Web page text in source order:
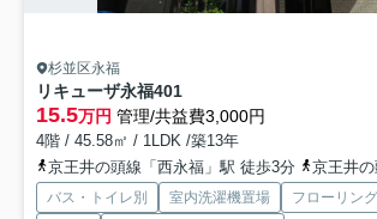
杉並区永福
リキューザ永福401
15.5万円 管理/共益費3,000円
4階 / 45.58㎡ / 1LDK /築13年
京王井の頭線「西永福」駅 徒歩3分
京王井の頭線
バス・トイレ別 室内洗濯機置場 フローリング